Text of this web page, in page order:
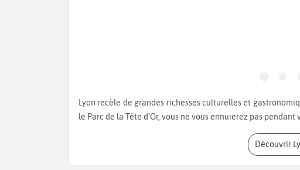
Lyon recèle de grandes richesses culturelles et gastronomiques ! Entre le Vieux Lyon, la colline de Fourvière et
le Parc de la Tête d'Or, vous ne vous ennuierez pas pendant
Découvrir